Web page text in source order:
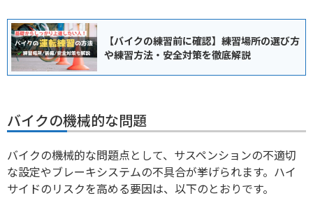
【バイクの練習前に確認】練習場所の選び方
や練習方法・安全対策を徹底解説
バイクの機械的な問題
バイクの機械的な問題点として、サスペンションの不適切
な設定やブレーキシステムの不具合が挙げられます。ハイ
サイドのリスクを高める要因は、以下のとおりです。